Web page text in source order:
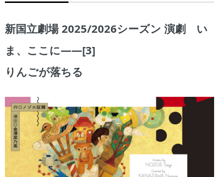
新国立劇場 2025/2026シーズン 演劇 い
ま、ここに――[3]
りんごが落ちる